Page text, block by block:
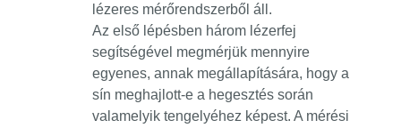
lézeres mérőrendszerből áll.
Az első lépésben három lézerfej
segítségével megmérjük mennyire
egyenes, annak megállapítására, hogy a
sín meghajlott-e a hegesztés során
valamelyik tengelyéhez képest. A mérési